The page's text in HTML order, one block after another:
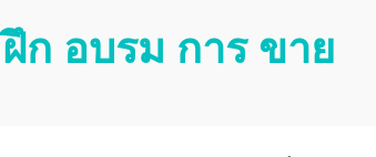
ฝึก อบรม การ ขาย